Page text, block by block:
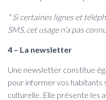
* Si certaines lignes et
SMS, cet usage n’a pas
4 – La newsletter
Une newsletter constitue
pour informer vos habitants
culturelle. Elle présente les